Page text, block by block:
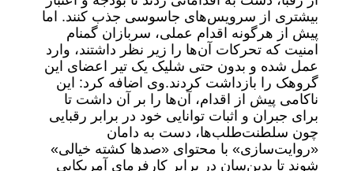
بیشتری از سرویس‌های جاسوسی جذب کنند. اما
پیش از هرگونه اقدام عملی، سربازان گمنام
امنیت که تحرکات آن‌ها را زیر نظر داشتند، وارد
عمل شده و بدون حتی شلیک یک تیر اعضای این
گروهک را بازداشت کردند.وی اضافه کرد: این
ناکامی پیش از اقدام، آن‌ها را بر آن داشت تا
برای جبران و اثبات توانایی خود در برابر رقبایی
چون سلطنت‌طلب‌ها، دست به دامان
«روایت‌سازی» با محتوای «صدها کشته خیالی»
شوند تا بدین‌سان در برابر کارفرمای آمریکایی